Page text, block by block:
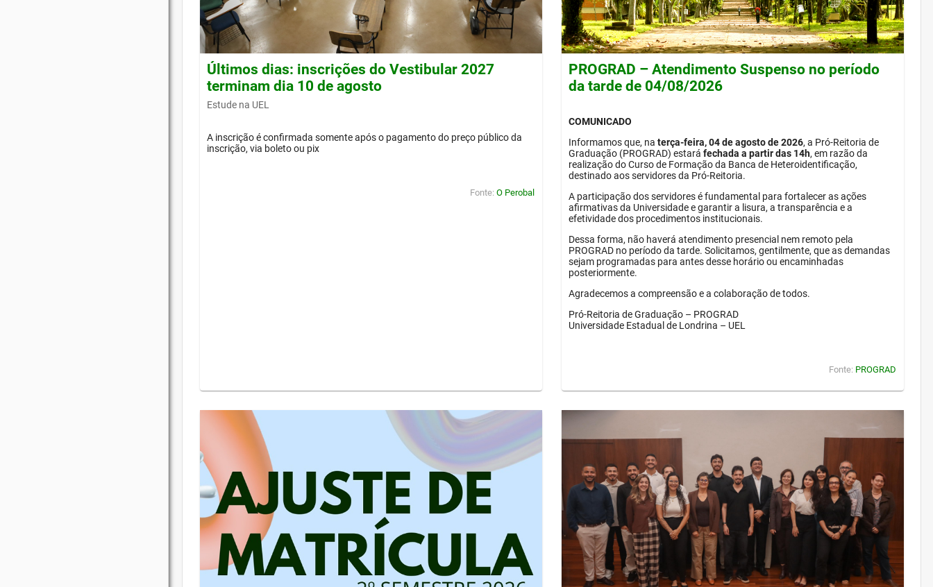
Últimos dias: inscrições do Vestibular 2027
terminam dia 10 de agosto
Estude na UEL
A inscrição é confirmada somente após o pagamento do preço público da
inscrição, via boleto ou pix
Fonte: O Perobal
PROGRAD – Atendimento Suspenso no período
da tarde de 04/08/2026
COMUNICADO
Informamos que, na terça-feira, 04 de agosto de 2026, a Pró-Reitoria de
Graduação (PROGRAD) estará fechada a partir das 14h, em razão da
realização do Curso de Formação da Banca de Heteroidentificação,
destinado aos servidores da Pró-Reitoria.
A participação dos servidores é fundamental para fortalecer as ações
afirmativas da Universidade e garantir a lisura, a transparência e a
efetividade dos procedimentos institucionais.
Dessa forma, não haverá atendimento presencial nem remoto pela
PROGRAD no período da tarde. Solicitamos, gentilmente, que as demandas
sejam programadas para antes desse horário ou encaminhadas
posteriormente.
Agradecemos a compreensão e a colaboração de todos.
Pró-Reitoria de Graduação – PROGRAD
Universidade Estadual de Londrina – UEL
Fonte: PROGRAD